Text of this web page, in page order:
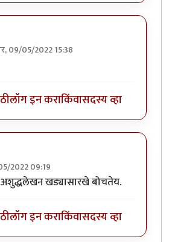
09/05/2022 15:38
लॉग इन कराकिंवासदस्य व्हा
2022 09:19
अशुद्धलेखन खड्यासारखे बोचतेय.
लॉग इन कराकिंवासदस्य व्हा